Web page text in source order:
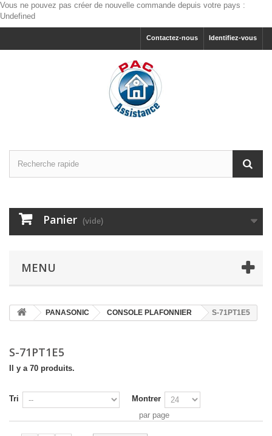
Vous ne pouvez pas créer de nouvelle commande depuis votre pays :
Undefined
Identifiez-vous
Contactez-nous
Panier (vide)
MENU
PANASONIC CONSOLE PLAFONNIER S-71PT1E5
S-71PT1E5
Il y a 70 produits.
Tri
Montrer
par page